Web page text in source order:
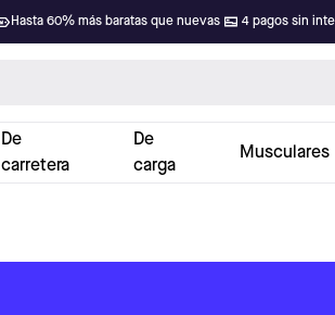
Hasta 60% más baratas que nuevas 4 pagos sin
De
carretera
De
carga
Musculares